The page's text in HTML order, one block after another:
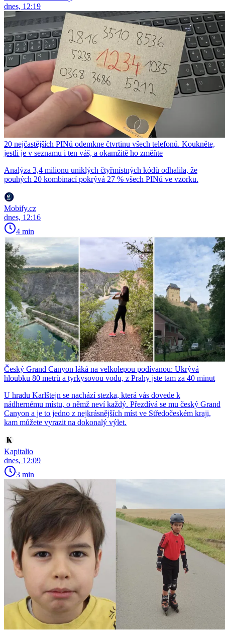
dnes, 12:19
20 nejčastějších PINů odemkne čtvrtinu všech telefonů. Koukněte,
jestli je v seznamu i ten váš, a okamžitě ho změňte
Analýza 3,4 milionu uniklých čtyřmístných kódů odhalila, že
pouhých 20 kombinací pokrývá 27 % všech PINů ve vzorku.
Mobify.cz
dnes, 12:16
4 min
Český Grand Canyon láká na velkolepou podívanou: Ukrývá
hloubku 80 metrů a tyrkysovou vodu, z Prahy jste tam za 40 minut
U hradu Karlštejn se nachází stezka, která vás dovede k
nádhernému místu, o němž neví každý. Přezdívá se mu český Grand
Canyon a je to jedno z nejkrásnějších míst ve Středočeském kraji,
kam můžete vyrazit na dokonalý výlet.
Kapitalio
dnes, 12:09
3 min